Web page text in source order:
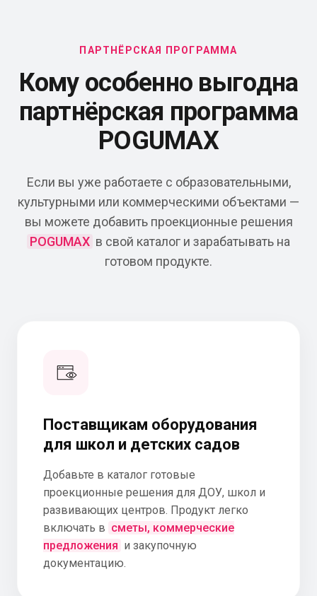
ПАРТНЁРСКАЯ ПРОГРАММА
Кому особенно выгодна
партнёрская программа
POGUMAX
Если вы уже работаете с образовательными,
культурными или коммерческими объектами —
вы можете добавить проекционные решения
POGUMAX в свой каталог и зарабатывать на
готовом продукте.
Поставщикам оборудования
для школ и детских садов
Добавьте в каталог готовые
проекционные решения для ДОУ, школ и
развивающих центров. Продукт легко
включать в сметы, коммерческие
предложения и закупочную
документацию.